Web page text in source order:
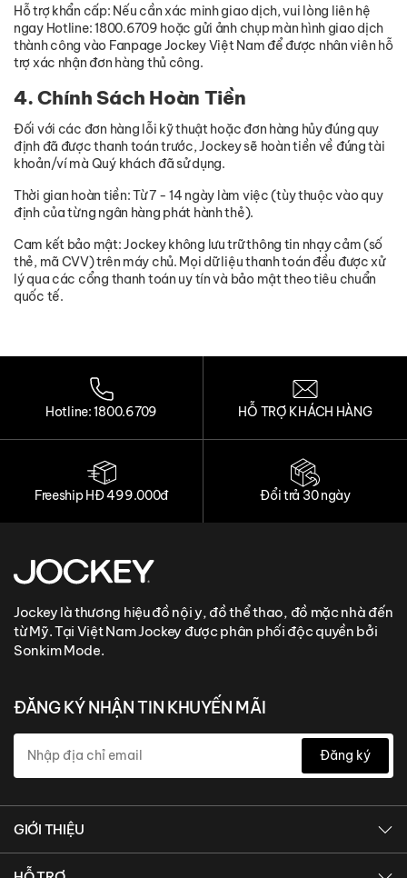
Hỗ trợ khẩn cấp: Nếu cần xác minh giao dịch, vui lòng liên hệ
ngay Hotline: 1800.6709 hoặc gửi ảnh chụp màn hình giao dịch
thành công vào Fanpage Jockey Việt Nam để được nhân viên hỗ
trợ xác nhận đơn hàng thủ công.
4. Chính Sách Hoàn Tiền
Đối với các đơn hàng lỗi kỹ thuật hoặc đơn hàng hủy đúng quy
định đã được thanh toán trước, Jockey sẽ hoàn tiền về đúng tài
khoản/ví mà Quý khách đã sử dụng.
Thời gian hoàn tiền: Từ 7 - 14 ngày làm việc (tùy thuộc vào quy
định của từng ngân hàng phát hành thẻ).
Cam kết bảo mật: Jockey không lưu trữ thông tin nhạy cảm (số
thẻ, mã CVV) trên máy chủ. Mọi dữ liệu thanh toán đều được xử
lý qua các cổng thanh toán uy tín và bảo mật theo tiêu chuẩn
quốc tế.
Hotline: 1800.6709 HỖ TRỢ KHÁCH HÀNG
Freeship HĐ 499.000đ Đổi trả 30 ngày
Jockey là thương hiệu đồ nội y, đồ thể thao, đồ mặc nhà đến
từ Mỹ. Tại Việt Nam Jockey được phân phối độc quyền bởi
Sonkim Mode.
ĐĂNG KÝ NHẬN TIN KHUYẾN MÃI
Đăng ký
GIỚI THIỆU
Giới thiệu Sonkim Mode